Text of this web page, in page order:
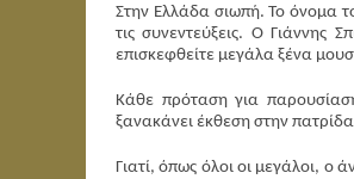
Στην Ελλάδα σιωπή. Το όνομα
τις συνεντεύξεις. Ο
επισκεφθείτε μεγάλα ξένα
Κάθε πρόταση για
ξανακάνει έκθεση στην
Γιατί, όπως όλοι οι μεγάλοι, ο